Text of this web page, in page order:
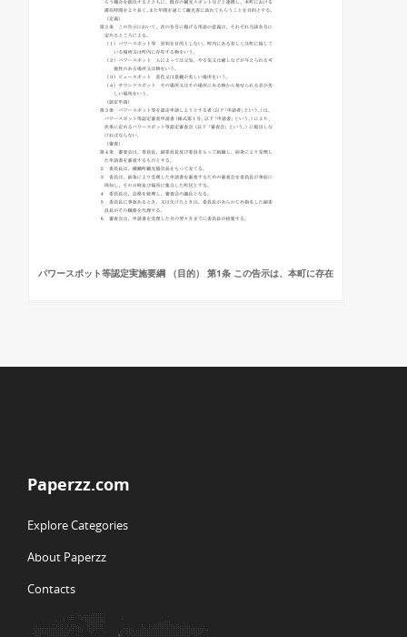
パワースポット等認定実施要綱 （目的） 第1条 この告示は、本町に存在
Paperzz.com
Explore Categories
About Paperzz
Contacts